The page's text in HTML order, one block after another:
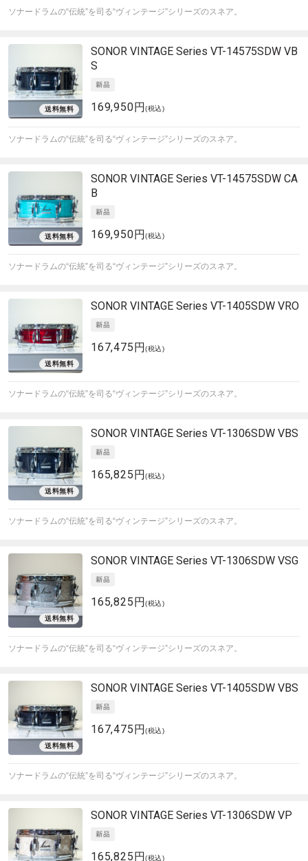
ソナードラムの“伝統”を司る“ヴィンテージ”シリーズのスネア。
SONOR VINTAGE Series VT-14575SDW VB
S
169,950円(税込)
ソナードラムの“伝統”を司る“ヴィンテージ”シリーズのスネア。
SONOR VINTAGE Series VT-14575SDW CA
B
169,950円(税込)
ソナードラムの“伝統”を司る“ヴィンテージ”シリーズのスネア。
SONOR VINTAGE Series VT-1405SDW VRO
167,475円(税込)
ソナードラムの“伝統”を司る“ヴィンテージ”シリーズのスネア。
SONOR VINTAGE Series VT-1306SDW VBS
165,825円(税込)
ソナードラムの“伝統”を司る“ヴィンテージ”シリーズのスネア。
SONOR VINTAGE Series VT-1306SDW VSG
165,825円(税込)
ソナードラムの“伝統”を司る“ヴィンテージ”シリーズのスネア。
SONOR VINTAGE Series VT-1405SDW VBS
167,475円(税込)
ソナードラムの“伝統”を司る“ヴィンテージ”シリーズのスネア。
SONOR VINTAGE Series VT-1306SDW VP
165,825円(税込)